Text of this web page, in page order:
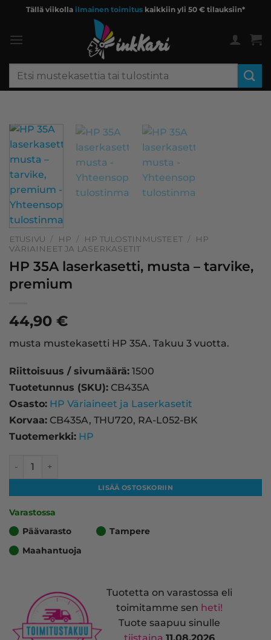
content
Tällä viikolla ilmainen toimitus kaikkiin yli 50 € tilauksiin*
Etsi:
ETUSIVU / HP / HP TULOSTINMUSTEET /
HP
VÄRIAINEET JA LASERKASETIT
HP 35A laserkasetti, musta – tarvike,
premium
44,90 €
musta mustekasetti HP 35A. Takuu 3 vuotta.
Riittoisuus / sivumäärä: 1500
Tuotetunnus (SKU): CB435A
Osasto: HP Väriaineet ja Laserkasetit
Korvaa: CB435A, THU720, RA-L052-BK
Tuotemerkki: HP
HP 35A laserkasetti, musta – tarvike, premium määrä
LISÄÄ OSTOSKORIIN
Varastossa
Päävarasto
Tampere
Maahantuoja
Tuotetta on varastossa eli
toimitamme sen heti!
Tuote saapuu sinulle